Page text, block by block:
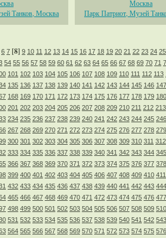
Танков, Москва Парк Патриот, Музей
6 7 [8] 9 10 11 12 13 14 15 16 17 18 19 20 21 22 23 24 25
54 55 56 57 58 59 60 61 62 63 64 65 66 67 68 69 70 71
101 102 103 104 105 106 107 108 109 110 111 112 113
135 136 137 138 139 140 141 142 143 144 145 146 147
168 169 170 171 172 173 174 175 176 177 178 179 180
201 202 203 204 205 206 207 208 209 210 211 212 213
234 235 236 237 238 239 240 241 242 243 244 245 246
267 268 269 270 271 272 273 274 275 276 277 278 279
300 301 302 303 304 305 306 307 308 309 310 311 312
333 334 335 336 337 338 339 340 341 342 343 344 345
366 367 368 369 370 371 372 373 374 375 376 377 378
399 400 401 402 403 404 405 406 407 408 409 410 411
432 433 434 435 436 437 438 439 440 441 442 443 444
465 466 467 468 469 470 471 472 473 474 475 476 477
498 499 500 501 502 503 504 505 506 507 508 509 510
531 532 533 534 535 536 537 538 539 540 541 542 543
564 565 566 567 568 569 570 571 572 573 574 575 576